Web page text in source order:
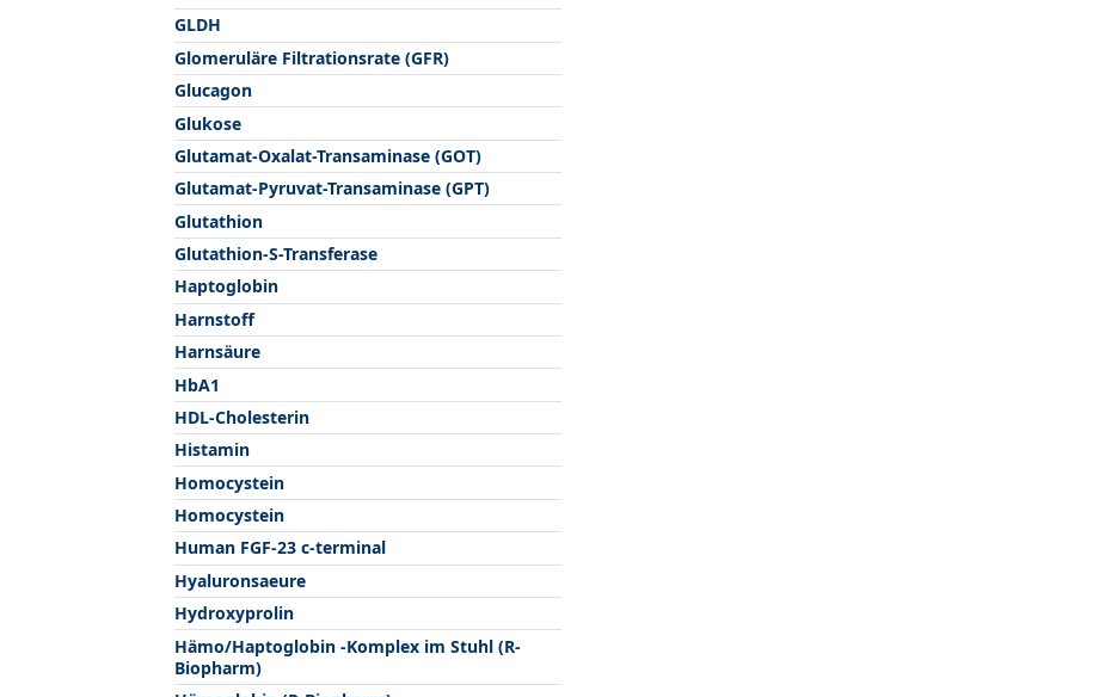
GLDH
Glomeruläre Filtrationsrate (GFR)
Glucagon
Glukose
Glutamat-Oxalat-Transaminase (GOT)
Glutamat-Pyruvat-Transaminase (GPT)
Glutathion
Glutathion-S-Transferase
Haptoglobin
Harnstoff
Harnsäure
HbA1
HDL-Cholesterin
Histamin
Homocystein
Homocystein
Human FGF-23 c-terminal
Hyaluronsaeure
Hydroxyprolin
Hämo/Haptoglobin -Komplex im Stuhl (R-
Biopharm)